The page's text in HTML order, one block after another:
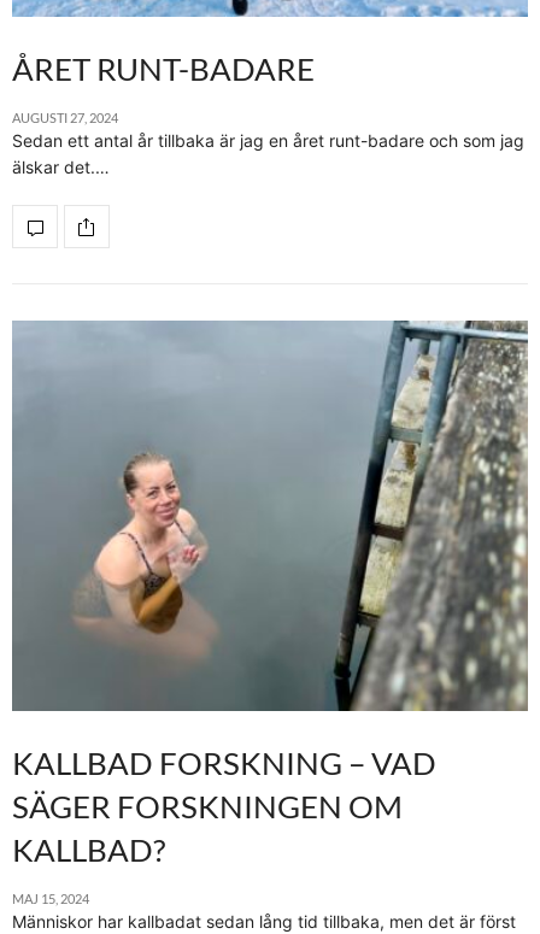
ÅRET RUNT-BADARE
AUGUSTI 27, 2024
Sedan ett antal år tillbaka är jag en året runt-badare och som jag
älskar det.…
KALLBAD FORSKNING – VAD
SÄGER FORSKNINGEN OM
KALLBAD?
MAJ 15, 2024
Människor har kallbadat sedan lång tid tillbaka, men det är först